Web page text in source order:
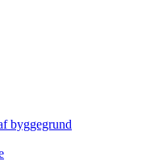
byggegrund